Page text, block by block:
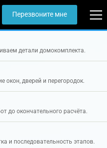
Перезвоните мне
детали домокомплекта.
окон, дверей и перегородок.
до окончательного расчёта.
и последовательность этапов.